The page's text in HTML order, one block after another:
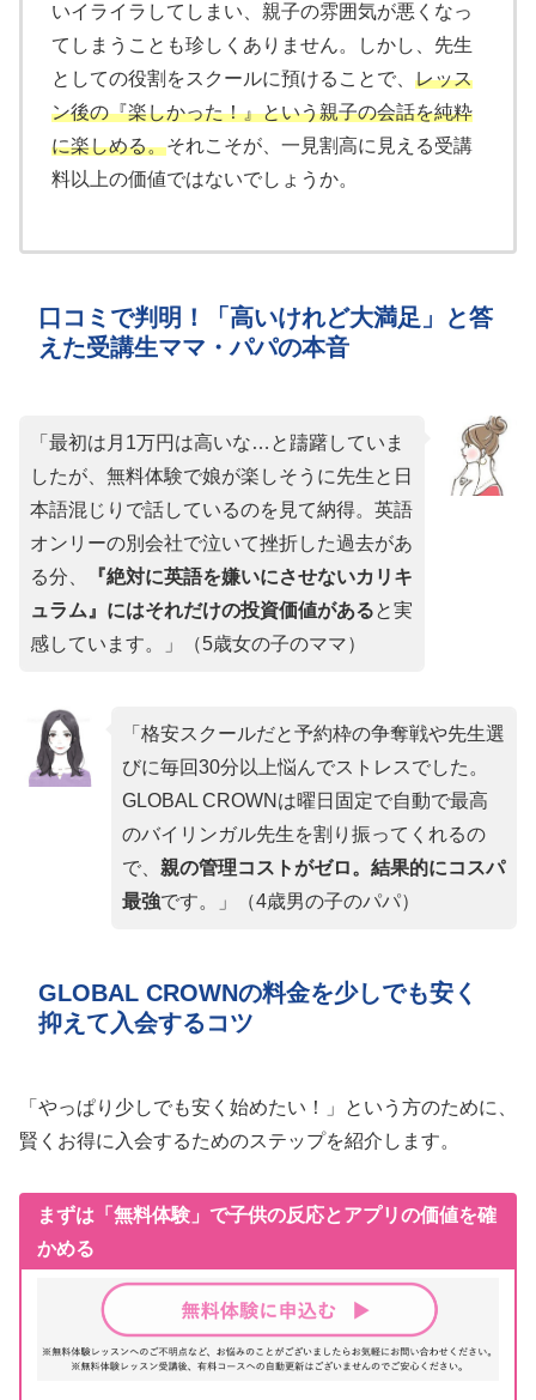
いイライラしてしまい、親子の雰囲気が悪くなっ
てしまうことも珍しくありません。しかし、先生
としての役割をスクールに預けることで、 レッス
ン後の『楽しかった！』という親子の会話を純粋
に楽しめる。それこそが、一見割高に見える受講
料以上の価値ではないでしょうか。
口コミで判明！「高いけれど大満足」と答
えた受講生ママ・パパの本音
「最初は月1万円は高いな…と躊躇していま
したが、無料体験で娘が楽しそうに先生と日
本語混じりで話しているのを見て納得。英語
オンリーの別会社で泣いて挫折した過去があ
る分、
『絶対に英語を嫌いにさせないカリキ
ュラム』にはそれだけの投資価値があると実
感しています。」（5歳女の子のママ）
「格安スクールだと予約枠の争奪戦や先生選
びに毎回30分以上悩んでストレスでした。
GLOBAL CROWNは曜日固定で自動で最高
のバイリンガル先生を割り振ってくれるの
で、 親の管理コストがゼロ。結果的にコスパ
最強です。」（4歳男の子のパパ）
GLOBAL CROWNの料金を少しでも安く
抑えて入会するコツ
「やっぱり少しでも安く始めたい！」という方のために、
賢くお得に入会するためのステップを紹介します。
まずは「無料体験」で子供の反応とアプリの価値を確
かめる